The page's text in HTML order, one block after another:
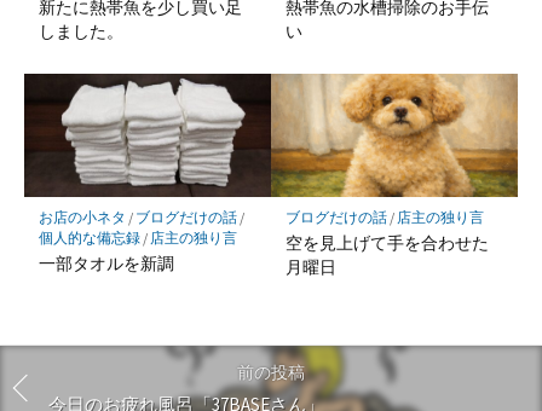
新たに熱帯魚を少し買い足
しました。
熱帯魚の水槽掃除のお手伝
い
お店の小ネタ / ブログだけの話/
個人的な備忘録/ 店主の独り言
一部タオルを新調
ブログだけの話/ 店主の独り言
空を見上げて手を合わせた
月曜日
前の投稿
今日のお疲れ風呂「37BASEさん」